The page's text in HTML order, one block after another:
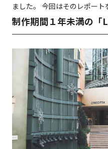
ました。 今回はそのレポート
制作期間１年未満の「